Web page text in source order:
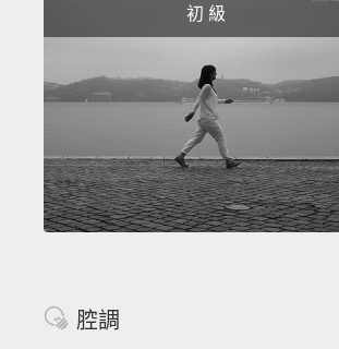
初 級
腔調